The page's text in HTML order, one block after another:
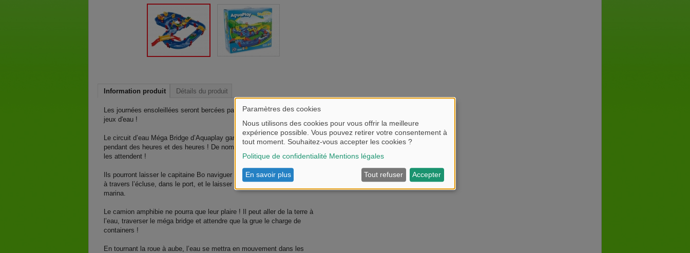
Information produit Détails du produit
Les journées ensoleillées seront bercées par Aquaplay, la référence des
jeux d'eau !
Le circuit d’eau Méga Bridge d’Aquaplay gardera vos enfants occupés
pendant des heures et des heures ! De nombreuses possibilités de jeu
les attendent !
Ils pourront laisser le capitaine Bo naviguer avec le bateau de transport
à travers l’écluse, dans le port, et le laisser amarrer le bateau dans la
marina.
Le camion amphibie ne pourra que leur plaire ! Il peut aller de la terre à
l’eau, traverser le méga bridge et attendre que la grue le charge de
containers !
En tournant la roue à aube, l’eau se mettra en mouvement dans les